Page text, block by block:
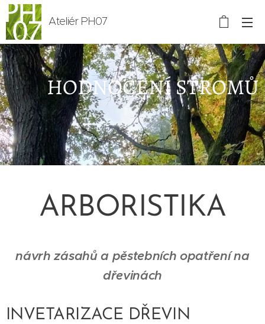
Ateliér PH07
HODNOCENÍ STROMŮ
ARBORISTIKA
návrh zásahů a pěstebních opatření na
dřevinách
INVETARIZACE DŘEVIN